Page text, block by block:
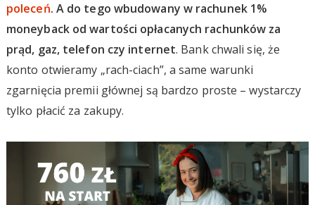
poleceń. A do tego wbudowany w rachunek 1%
moneyback od wartości opłacanych rachunków za
prąd, gaz, telefon czy internet. Bank chwali się, że
konto otwieramy „rach-ciach”, a same warunki
zgarnięcia premii głównej są bardzo proste – wystarczy
tylko płacić za zakupy.